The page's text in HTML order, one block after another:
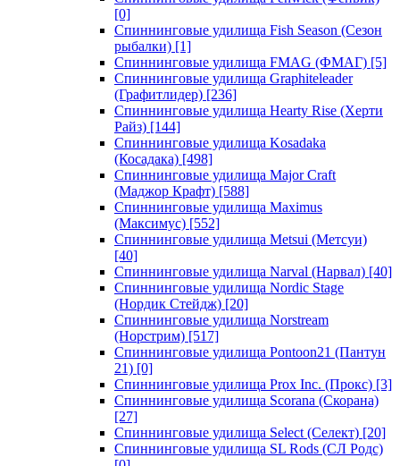
[0]
Спиннинговые удилища Fish Season (Сезон
рыбалки) [1]
Спиннинговые удилища FMAG (ФМАГ) [5]
Спиннинговые удилища Graphiteleader
(Графитлидер) [236]
Спиннинговые удилища Hearty Rise (Херти
Райз) [144]
Спиннинговые удилища Kosadaka
(Косадака) [498]
Спиннинговые удилища Major Craft
(Маджор Крафт) [588]
Спиннинговые удилища Maximus
(Максимус) [552]
Спиннинговые удилища Metsui (Метсуи)
[40]
Спиннинговые удилища Narval (Нарвал) [40]
Спиннинговые удилища Nordic Stage
(Нордик Стейдж) [20]
Спиннинговые удилища Norstream
(Норстрим) [517]
Спиннинговые удилища Pontoon21 (Пантун
21) [0]
Спиннинговые удилища Prox Inc. (Прокс) [3]
Спиннинговые удилища Scorana (Скорана)
[27]
Спиннинговые удилища Select (Селект) [20]
Спиннинговые удилища SL Rods (СЛ Родс)